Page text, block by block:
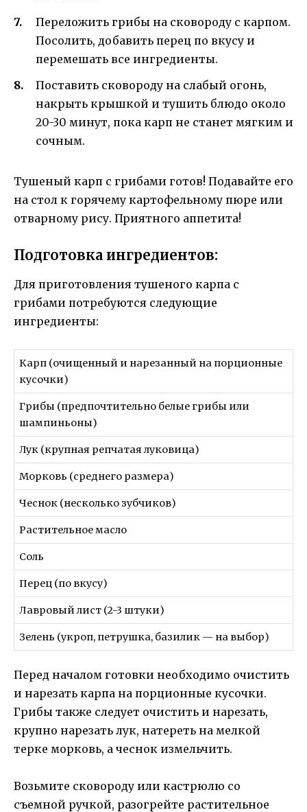
Переложить грибы на сковороду с карпом.
Посолить, добавить перец по вкусу и
перемешать все ингредиенты.
Поставить сковороду на слабый огонь,
накрыть крышкой и тушить блюдо около
20-30 минут, пока карп не станет мягким и
сочным.
Тушеный карп с грибами готов! Подавайте его
на стол к горячему картофельному пюре или
отварному рису. Приятного аппетита!
Подготовка ингредиентов:
Для приготовления тушеного карпа с
грибами потребуются следующие
ингредиенты:
Карп (очищенный и нарезанный на порционные
кусочки)
Грибы (предпочтительно белые грибы или
шампиньоны)
Лук (крупная репчатая луковица)
Морковь (среднего размера)
Чеснок (несколько зубчиков)
Растительное масло
Соль
Перец (по вкусу)
Лавровый лист (2-3 штуки)
Зелень (укроп, петрушка, базилик — на выбор)
Перед началом готовки необходимо очистить
и нарезать карпа на порционные кусочки.
Грибы также следует очистить и нарезать,
крупно нарезать лук, натереть на мелкой
терке морковь, а чеснок измельчить.
Возьмите сковороду или кастрюлю со
съемной ручкой, разогрейте растительное